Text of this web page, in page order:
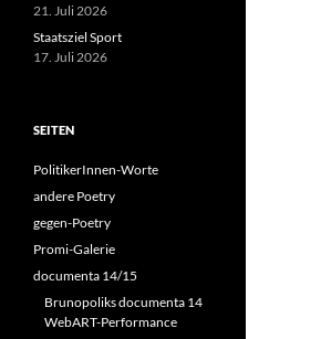
21. Juli 2026
Staatsziel Sport
17. Juli 2026
SEITEN
PolitikerInnen-Worte
andere Poetry
gegen-Poetry
Promi-Galerie
documenta 14/15
Brunopoliks documenta 14
WebART-Performance